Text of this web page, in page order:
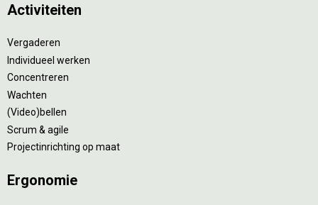
Activiteiten
Vergaderen
Individueel werken
Concentreren
Wachten
(Video)bellen
Scrum & agile
Projectinrichting op maat
Ergonomie